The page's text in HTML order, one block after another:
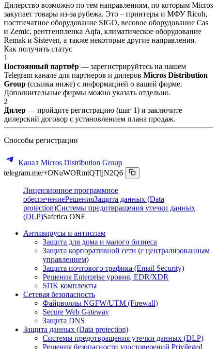
Дилерство возможно по тем направлениям, по которым Micros
закупает товары из-за рубежа. Это – принтеры и МФУ Ricoh,
постпечатное оборудование SIGO, весовое оборудование Cas
и Zemic, рентгенпленка Aqfa, климатическое оборудование
Remak и Sisteven, а также некоторые другие направления.
Как получить статус
1
Постоянный партнёр — зарегистрируйтесь на нашем
Telegram канале для партнеров и дилеров Micros Distribution
Group (ссылка ниже) с информацией о вашей фирме.
Дополнительные фирмы можно указать отдельно.
2
Дилер — пройдите регистрацию (шаг 1) и заключите
дилерский договор с установлением плана продаж.
Способы регистрации
Канал Micros Distribution Group
telegram.me/+ONuWORmtQTljN2Q6
Лицензионное программное
обеспечениеРешенияЗащита данных (Data
protection)Системы предотвращения утечки данных
(DLP)Safetica ONE
Антивирусы и антиспам
Защита для дома и малого бизнеса
Защита корпоративной сети (с централизованным
управлением)
Защита почтового трафика (Email Security)
Решения Enterprise уровня, EDR/XDR
SDK комплекты
Сетевая безопасность
Файрволлы NGFW/UTM (Firewall)
Secure Web Gateway
Защита DNS
Защита данных (Data protection)
Системы предотвращения утечки данных (DLP)
Решения безопасности удостоверений Privileged